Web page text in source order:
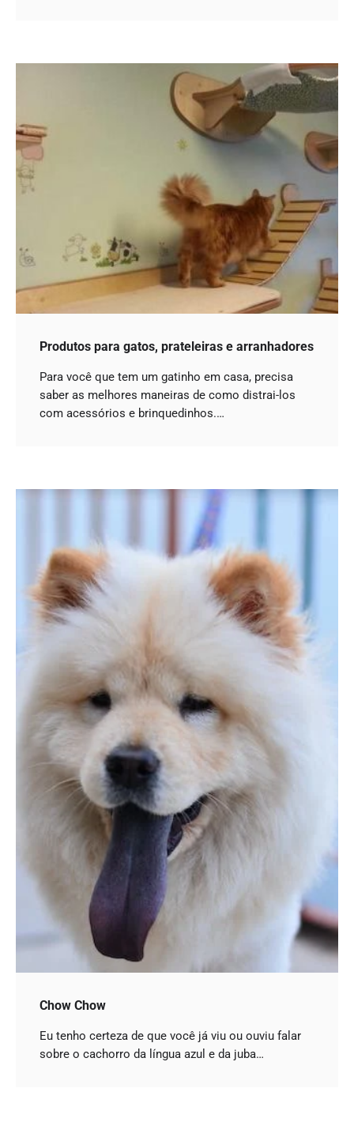
Produtos para gatos, prateleiras e arranhadores
Para você que tem um gatinho em casa, precisa
saber as melhores maneiras de como distrai-los
com acessórios e brinquedinhos.…
Chow Chow
Eu tenho certeza de que você já viu ou ouviu falar
sobre o cachorro da língua azul e da juba…